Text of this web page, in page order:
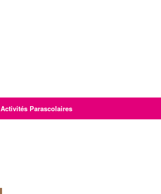
Activités Parascolaires